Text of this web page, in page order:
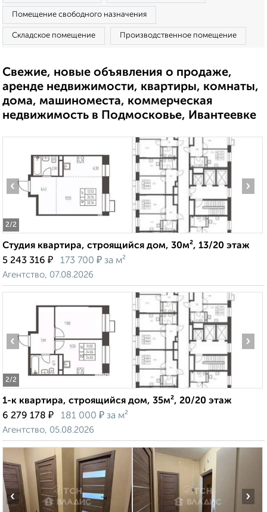
Помещение свободного назначения
Складское помещение Производственное помещение
Свежие, новые объявления о продаже,
аренде недвижимости, квартиры, комнаты,
дома, машиноместа, коммерческая
недвижимость в Подмосковье, Ивантеевке
2/2
‹ ›
Студия квартира, строящийся дом, 30м², 13/20 этаж
5 243 316 ₽ 173 700 ₽ за м²
Агентство, 07.08.2026
2/2
‹ ›
1-к квартира, строящийся дом, 35м², 20/20 этаж
6 279 178 ₽ 181 000 ₽ за м²
Агентство, 05.08.2026
‹ ›